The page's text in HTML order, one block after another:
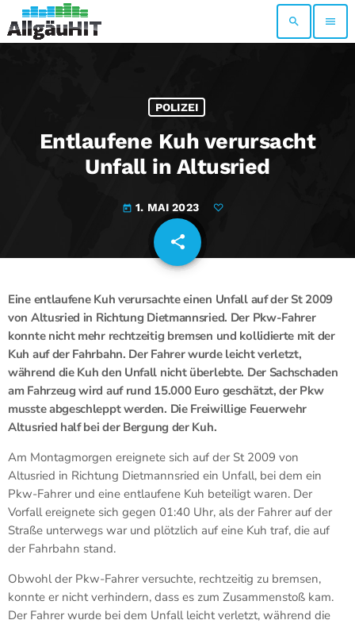
search menu
POLIZEI
Entlaufene Kuh verursacht
Unfall in Altusried
today 1. MAI 2023
share
email
Eine entlaufene Kuh verursachte einen Unfall auf der St 2009
von Altusried in Richtung Dietmannsried. Der Pkw-Fahrer
konnte nicht mehr rechtzeitig bremsen und kollidierte mit der
Kuh auf der Fahrbahn. Der Fahrer wurde leicht verletzt,
während die Kuh den Unfall nicht überlebte. Der Sachschaden
am Fahrzeug wird auf rund 15.000 Euro geschätzt, der Pkw
musste abgeschleppt werden. Die Freiwillige Feuerwehr
Altusried half bei der Bergung der Kuh.
Am Montagmorgen ereignete sich auf der St 2009 von
Altusried in Richtung Dietmannsried ein Unfall, bei dem ein
Pkw-Fahrer und eine entlaufene Kuh beteiligt waren. Der
Vorfall ereignete sich gegen 01:40 Uhr, als der Fahrer auf der
Straße unterwegs war und plötzlich auf eine Kuh traf, die auf
der Fahrbahn stand.
Obwohl der Pkw-Fahrer versuchte, rechtzeitig zu bremsen,
konnte er nicht verhindern, dass es zum Zusammenstoß kam.
Der Fahrer wurde bei dem Unfall leicht verletzt, während die